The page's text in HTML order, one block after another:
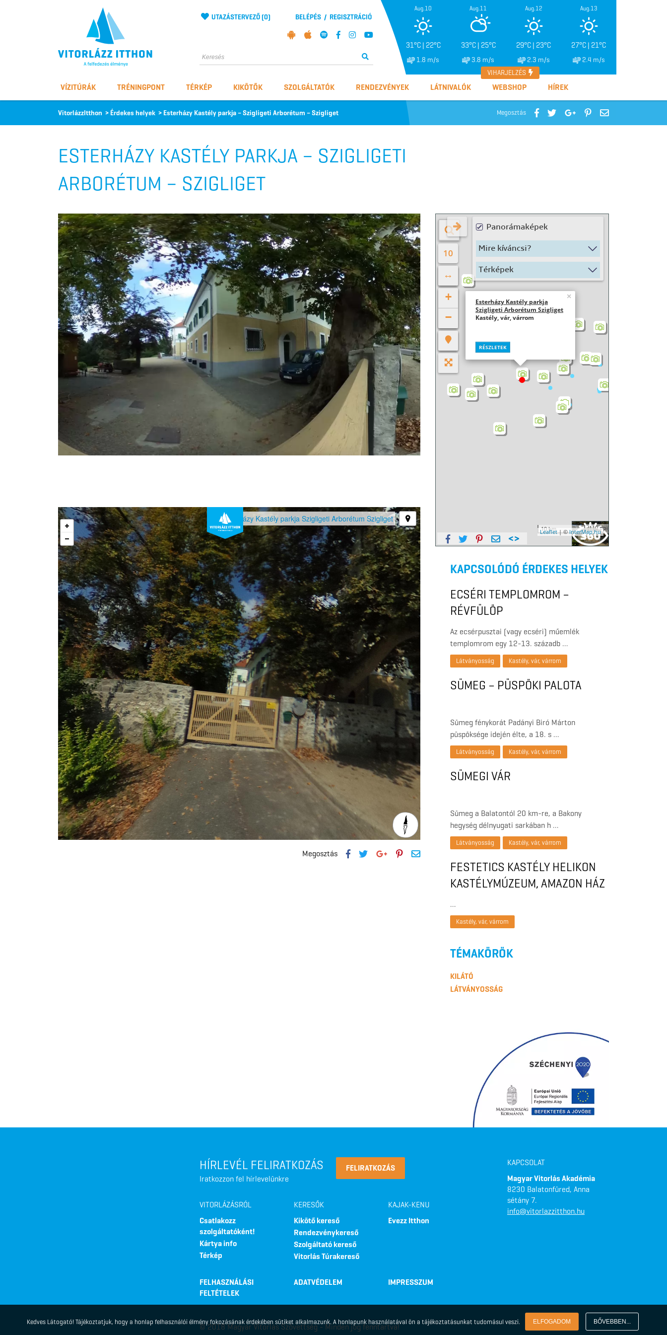
Vitorlázz itthon
REGISZTRÁCIÓ
/
BELÉPÉS
UTAZÁSTERVEZŐ (0)
Aug.10
31°C | 22°C
1.8 m/s
Aug.11
33°C | 25°C
3.8 m/s
Aug.12
29°C | 23°C
2.3 m/s
Aug.13
27°C | 21°C
2.4 m/s
VIHARJELZÉS
VÍZITÚRÁK TRÉNINGPONT TÉRKÉP KIKÖTŐK SZOLGÁLTATÓK RENDEZVÉNYEK LÁTNIVALÓK WEBSHOP HÍREK
VitorlázzItthon > Érdekes helyek > Esterházy Kastély parkja – Szigligeti Arborétum – Szigliget Megosztás
ESTERHÁZY KASTÉLY PARKJA – SZIGLIGETI
ARBORÉTUM – SZIGLIGET
Megosztás
KAPCSOLÓDÓ ÉRDEKES HELYEK
ECSÉRI TEMPLOMROM –
RÉVFÜLÖP
Az ecsérpusztai (vagy ecséri) műemlék
templomrom egy 12-13. századb …
Látványosság Kastély, vár, várrom
SÜMEG – PÜSPÖKI PALOTA
Sümeg fénykorát Padányi Biró Márton
püspöksége idején élte, a 18. s …
Látványosság Kastély, vár, várrom
SÜMEGI VÁR
Sümeg a Balatontól 20 km-re, a Bakony
hegység délnyugati sarkában h …
Látványosság Kastély, vár, várrom
FESTETICS KASTÉLY HELIKON
KASTÉLYMÚZEUM, AMAZON HÁZ
…
Kastély, vár, várrom
TÉMAKÖRÖK
KILÁTÓ
LÁTVÁNYOSSÁG
HÍRLEVÉL FELIRATKOZÁS
Iratkozzon fel hírlevelünkre
FELIRATKOZÁS
VITORLÁZÁSRÓL
Csatlakozz
szolgáltatóként!
Kártya info
Térkép
KERESŐK
Kikötő kereső
Rendezvénykereső
Szolgáltató kereső
Vitorlás Túrakereső
KAJAK-KENU
Evezz Itthon
FELHASZNÁLÁSI
FELTÉTELEK
ADATVÉDELEM IMPRESSZUM
© 2018 Magyar Vitorlás Szövettség - Minden jog fenntartva!
KAPCSOLAT
Magyar Vitorlás Akadémia
8230 Balatonfüred, Anna
sétány 7.
info@vitorlazzitthon.hu
Kedves Látogató! Tájékoztatjuk, hogy a honlap felhasználói élmény fokozásának érdekében sütiket alkalmazunk. A honlapunk használatával ön a tájékoztatásunkat tudomásul veszi. ELFOGADOM BŐVEBBEN...